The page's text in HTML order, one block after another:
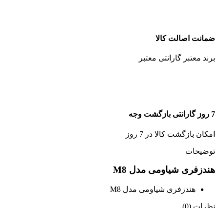
ضمانت اصالت کالا
برند معتبر گارانتی معتبر
7 روز گارانتی بازگشت وجه
امکان بازگشت کالا در 7 روز
توضیحات
هندزفری شیاومی مدل M8
هندزفری شیاومی مدل M8
نظرات (0)